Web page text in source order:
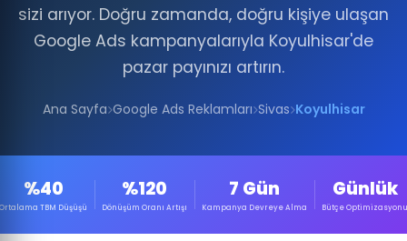
sizi arıyor. Doğru zamanda, doğru kişiye ulaşan
Google Ads kampanyalarıyla Koyulhisar'de
pazar payınızı artırın.
Ana Sayfa Google Ads Reklamları Sivas Koyulhisar
%40
Ortalama TBM Düşüşü
%120
Dönüşüm Oranı Artışı
7 Gün
Kampanya Devreye Alma
Günlük
Bütçe Optimizasyonu